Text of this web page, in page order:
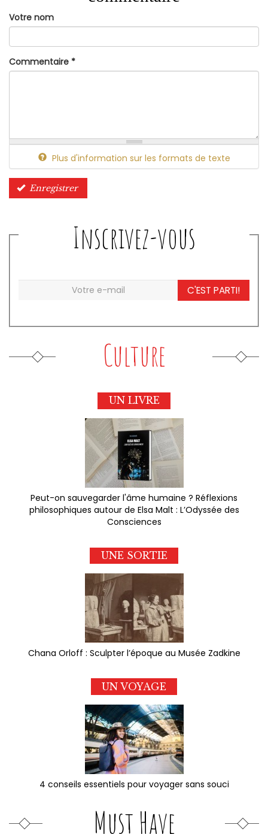
Votre nom
Commentaire *
Plus d'information sur les formats de texte
Enregistrer
Inscrivez-vous
C'EST PARTI!
Culture
UN LIVRE
Peut-on sauvegarder l'âme humaine ? Réflexions
philosophiques autour de Elsa Malt : L’Odyssée des
Consciences
UNE SORTIE
Chana Orloff : Sculpter l’époque au Musée Zadkine
UN VOYAGE
4 conseils essentiels pour voyager sans souci
Must Have